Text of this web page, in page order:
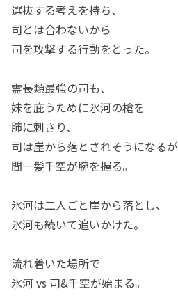
選抜する考えを持ち、
司とは合わないから
司を攻撃する行動をとった。
霊長類最強の司も、
妹を庇うために氷河の槍を
肺に刺さり、
司は崖から落とされそうになるが
間一髪千空が腕を握る。
氷河は二人ごと崖から落とし、
氷河も続いて追いかけた。
流れ着いた場所で
氷河 vs 司&千空が始まる。